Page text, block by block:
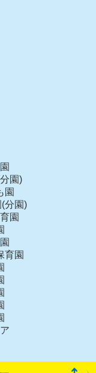
園)
園
分園)
園
育園